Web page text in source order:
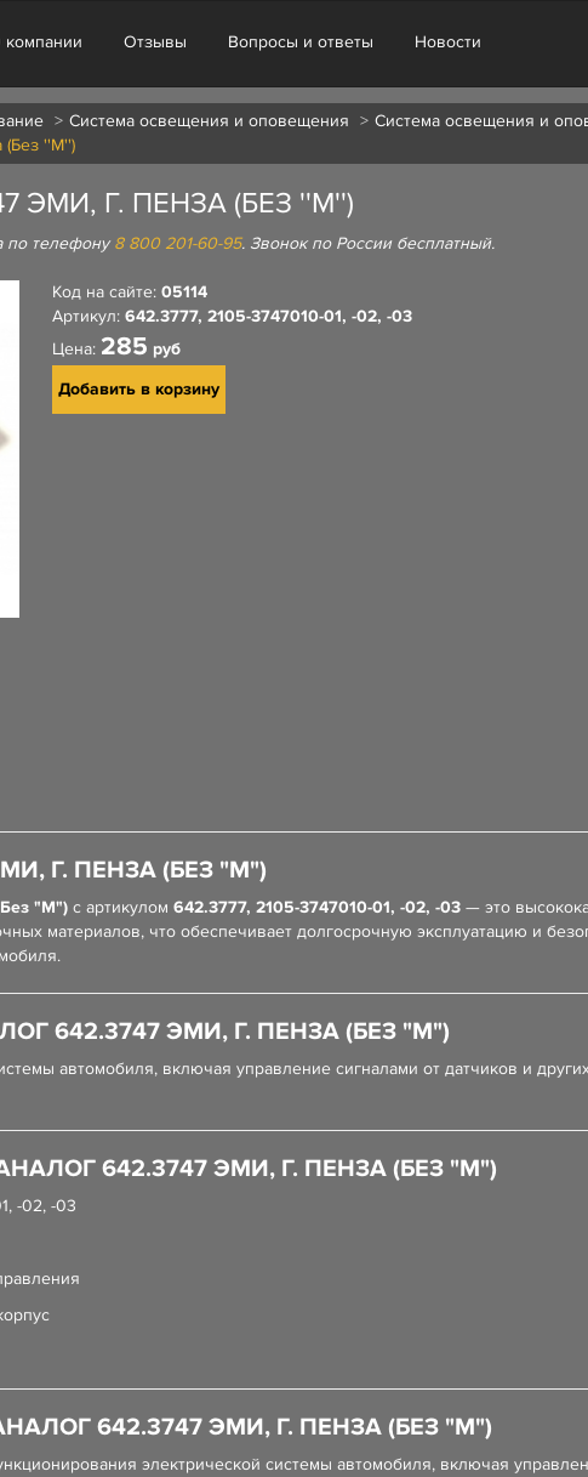
Отзывы Вопросы и ответы Новости
Система освещения и оповещения
Система освещения и
(Без ''М'')
ЭМИ, Г. ПЕНЗА (БЕЗ ''М'')
по телефону8 800 201-60-95. Звонок по России бесплатный.
Код на сайте: 05114
Артикул: 642.3777, 2105-3747010-01, -02, -03
Цена: 285 руб
Добавить в корзину
Г. ПЕНЗА (БЕЗ "М")
"М") с артикулом 642.3777, 2105-3747010-01, -02, -03 — это
материалов, что обеспечивает долгосрочную эксплуатацию и
642.3747 ЭМИ, Г. ПЕНЗА (БЕЗ "М")
автомобиля, включая управление сигналами от датчиков и
642.3747 ЭМИ, Г. ПЕНЗА (БЕЗ "М")
-02, -03
642.3747 ЭМИ, Г. ПЕНЗА (БЕЗ "М")
электрической системы автомобиля, включая